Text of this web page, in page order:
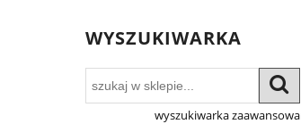
WYSZUKIWARKA
wyszukiwarka